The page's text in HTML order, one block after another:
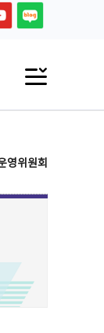
영위원회